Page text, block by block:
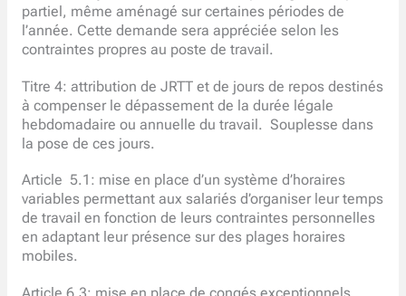
partiel, même aménagé sur certaines périodes de
l’année. Cette demande sera appréciée selon les
contraintes propres au poste de travail.
Titre 4: attribution de JRTT et de jours de repos destinés
à compenser le dépassement de la durée légale
hebdomadaire ou annuelle du travail. Souplesse dans
la pose de ces jours.
Article 5.1: mise en place d’un système d’horaires
variables permettant aux salariés d’organiser leur temps
de travail en fonction de leurs contraintes personnelles
en adaptant leur présence sur des plages horaires
mobiles.